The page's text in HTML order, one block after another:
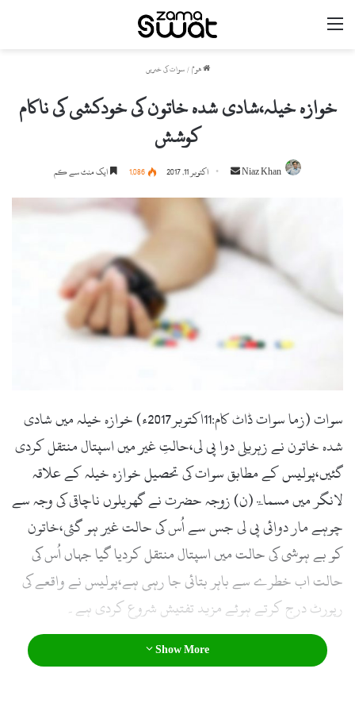
ھوم / سوات کی خبریں
خوازہ خیلہ،شادی شدہ خاتون کی خودکشی کی ناکام
کوشش
Niaz Khan
n
d
a
i
اکتوبر 11, 2017 1,086 ایک منٹ سے کم
سوات (زما سوات ڈاٹ کام:11اکتوبر2017ء) خوازہ خیلہ میں شادی
شدہ خاتون نے زہریلی دوا پی لی،حالتِ غیر میں اسپتال منتقل کردی
گئیں،پولیس کے مطابق سوات کی تحصیل خوازہ خیلہ کے علاقہ
لانگر میں مسماۃ(ن) زوجہ حضرت نے گھریلوں ناچاقی کی وجہ سے
چوہے مار دوائی پی لی جس سے اُس کی حالت غیر ہو گئی،خاتون
کو بے ہوشی کی حالت میں اسپتال منتقل کردیا گیا جہاں اُس کی
حالت اب خطرے سے باہر بتائی جا رہی ہے،پولیس نے واقعے کی
رپورٹ درج کرتے ہوئے مزید تفتیش شروع کردی ہے۔
Show More